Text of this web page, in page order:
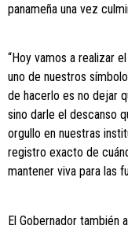
panameña una vez
“Hoy vamos a realizar
uno de nuestros
de hacerlo es no dejar
sino darle el descanso
orgullo en nuestras
registro exacto de
mantener viva para las
El Gobernador también